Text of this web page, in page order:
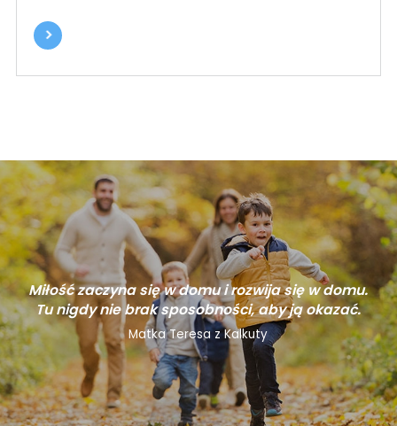
Miłość zaczyna się w domu i rozwija się w domu.
Tu nigdy nie brak sposobności, aby ją okazać.
Matka Teresa z Kalkuty